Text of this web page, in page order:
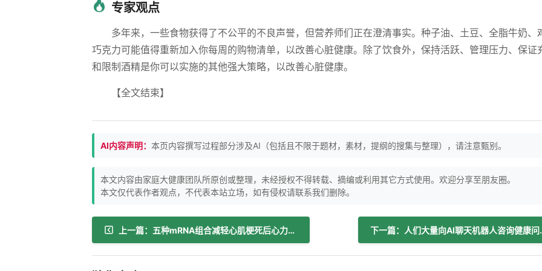
专家观点
多年来，一些食物获得了不公平的不良声誉，但营养师们正在澄清事实。种子油、土豆、全脂牛奶、
巧克力可能值得重新加入你每周的购物清单，以改善心脏健康。除了饮食外，保持活跃、管理压力、保证
和限制酒精是你可以实施的其他强大策略，以改善心脏健康。
【全文结束】
AI内容声明： 本页内容撰写过程部分涉及AI（包括且不限于题材，素材，提纲的搜集与整理），请注意甄别。
本文内容由家庭大健康团队所原创或整理，未经授权不得转载、摘编或利用其它方式使用。欢迎分享至朋友圈。
本文仅代表作者观点，不代表本站立场，如有侵权请联系我们删除。
上一篇：五种mRNA组合减轻心肌梗死后心力衰竭，研究揭示 下一篇：人们